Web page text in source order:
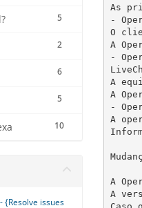
5
2
6
5
10
As
-
O
A
-
A
A
-
A
A
A
Caso
{Resolve issues